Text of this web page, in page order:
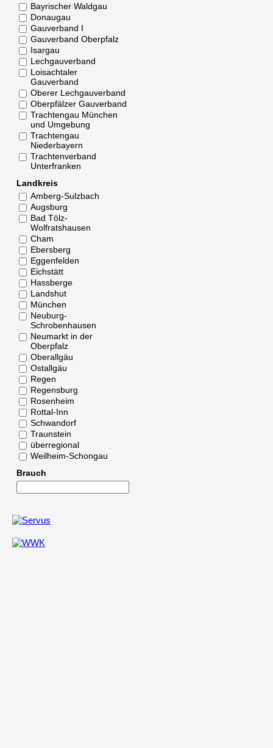
Bayrischer Waldgau
Donaugau
Gauverband I
Gauverband Oberpfalz
Isargau
Lechgauverband
Loisachtaler
Gauverband
Oberer Lechgauverband
Oberpfälzer Gauverband
Trachtengau München
und Umgebung
Trachtengau
Niederbayern
Trachtenverband
Unterfranken
Landkreis
Amberg-Sulzbach
Augsburg
Bad Tölz-
Wolfratshausen
Cham
Ebersberg
Eggenfelden
Eichstätt
Hassberge
Landshut
München
Neuburg-
Schrobenhausen
Neumarkt in der
Oberpfalz
Oberallgäu
Ostallgäu
Regen
Regensburg
Rosenheim
Rottal-Inn
Schwandorf
Traunstein
überregional
Weilheim-Schongau
Brauch